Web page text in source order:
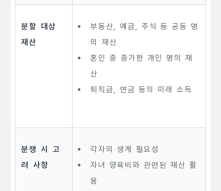
분할 대상
재산
부동산, 예금, 주식 등 공동 명
의 재산
혼인 중 증가한 개인 명의 재
산
퇴직금, 연금 등의 미래 소득
분쟁 시 고
려 사항
각자의 생계 필요성
자녀 양육비와 관련된 재산 활
용